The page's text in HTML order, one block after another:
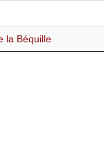
la Béquille